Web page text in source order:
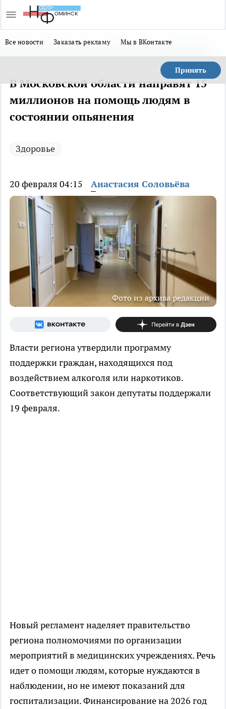
Все новости Заказать рекламу Мы в ВКонтакте
Принять
В Московской области направят 15
миллионов на помощь людям в
состоянии опьянения
Здоровье
20 февраля 04:15 Анастасия Соловьёва
Фото из архива редакции
Власти региона утвердили программу
поддержки граждан, находящихся под
воздействием алкоголя или наркотиков.
Соответствующий закон депутаты поддержали
19 февраля.
Новый регламент наделяет правительство
региона полномочиями по организации
мероприятий в медицинских учреждениях. Речь
идет о помощи людям, которые нуждаются в
наблюдении, но не имеют показаний для
госпитализации. Финансирование на 2026 год